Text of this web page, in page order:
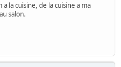
la cuisine, de la cuisine a ma
salon.